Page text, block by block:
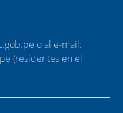
o al e-mail:
(residentes en el